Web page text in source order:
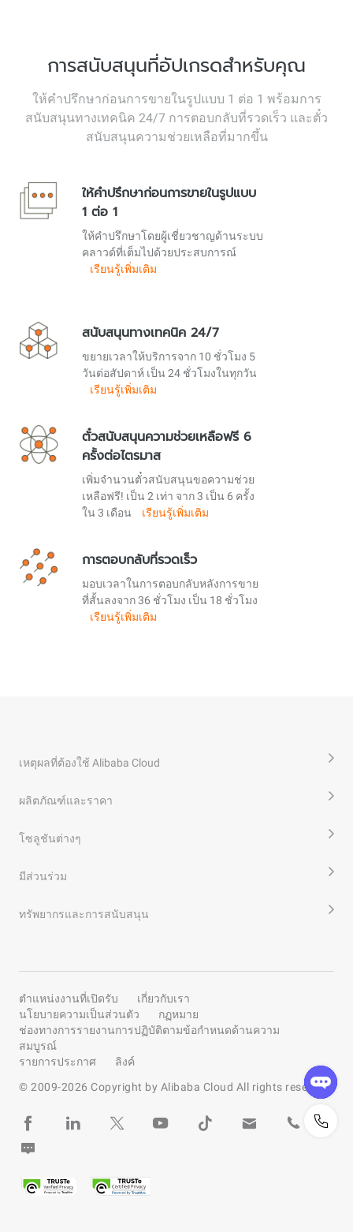
การสนับสนุนที่อัปเกรดสำหรับคุณ
ให้คำปรึกษาก่อนการขายในรูปแบบ 1 ต่อ 1 พร้อมการ
สนับสนุนทางเทคนิค 24/7 การตอบกลับที่รวดเร็ว และตั๋ว
สนับสนุนความช่วยเหลือที่มากขึ้น
ให้คำปรึกษาก่อนการขายในรูปแบบ
1 ต่อ 1
ให้คำปรึกษาโดยผู้เชี่ยวชาญด้านระบบ
คลาวด์ที่เต็มไปด้วยประสบการณ์
เรียนรู้เพิ่มเติม
สนับสนุนทางเทคนิค 24/7
ขยายเวลาให้บริการจาก 10 ชั่วโมง 5
วันต่อสัปดาห์ เป็น 24 ชั่วโมงในทุกวัน
เรียนรู้เพิ่มเติม
ตั๋วสนับสนุนความช่วยเหลือฟรี 6
ครั้งต่อไตรมาส
เพิ่มจำนวนตั๋วสนับสนุนขอความช่วย
เหลือฟรี! เป็น 2 เท่า จาก 3 เป็น 6 ครั้ง
ใน 3 เดือน
เรียนรู้เพิ่มเติม
การตอบกลับที่รวดเร็ว
มอบเวลาในการตอบกลับหลังการขาย
ที่สั้นลงจาก 36 ชั่วโมง เป็น 18 ชั่วโมง
เรียนรู้เพิ่มเติม
เหตุผลที่ต้องใช้ Alibaba Cloud
ผลิตภัณฑ์และราคา
โซลูชันต่างๆ
มีส่วนร่วม
ทรัพยากรและการสนับสนุน
ตำแหน่งงานที่เปิดรับ
เกี่ยวกับเรา
นโยบายความเป็นส่วนตัว
กฏหมาย
ช่องทางการรายงานการปฏิบัติตามข้อกำหนดด้านความ
สมบูรณ์
รายการประกาศ
ลิงค์
© 2009-2026 Copyright by Alibaba Cloud All rights reserved